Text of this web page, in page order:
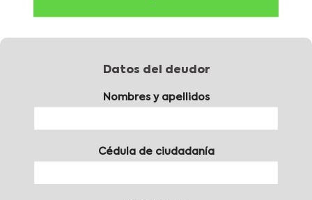
Datos del deudor
Nombres y apellidos
Cédula de ciudadanía